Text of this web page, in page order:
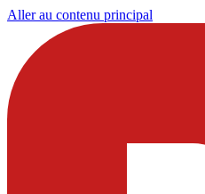
Aller au contenu principal